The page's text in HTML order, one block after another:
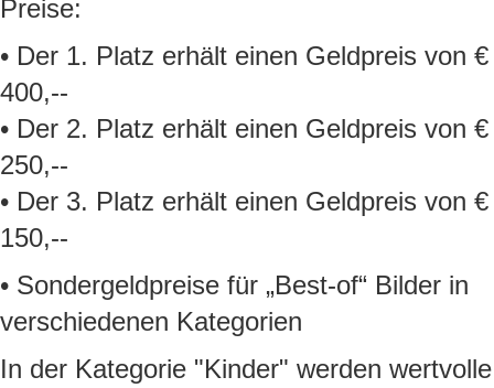
Preise:
• Der 1. Platz erhält einen Geldpreis von €
400,--
• Der 2. Platz erhält einen Geldpreis von €
250,--
• Der 3. Platz erhält einen Geldpreis von €
150,--
• Sondergeldpreise für „Best-of“ Bilder in
verschiedenen Kategorien
In der Kategorie "Kinder" werden wertvolle